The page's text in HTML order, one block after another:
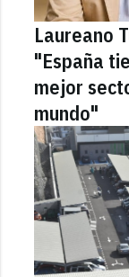
Laureano
"España
mejor
mundo"